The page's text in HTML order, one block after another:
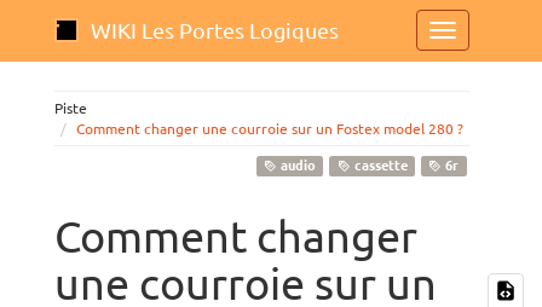
WIKI Les Portes Logiques
Piste
Comment changer une courroie sur un Fostex model 280 ?
audio cassette 6r
Comment changer
une courroie sur un